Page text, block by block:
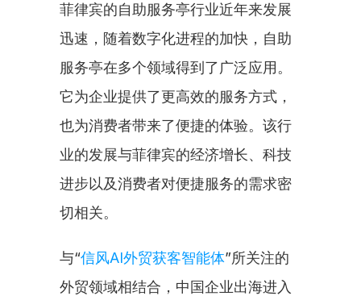
菲律宾的自助服务亭行业近年来发展
迅速，随着数字化进程的加快，自助
服务亭在多个领域得到了广泛应用。
它为企业提供了更高效的服务方式，
也为消费者带来了便捷的体验。该行
业的发展与菲律宾的经济增长、科技
进步以及消费者对便捷服务的需求密
切相关。
与“信风AI外贸获客智能体”所关注的
外贸领域相结合，中国企业出海进入